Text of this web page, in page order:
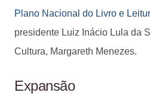
Plano Nacional do Livro e
presidente Luiz Inácio Lula da
Cultura, Margareth Menezes.
Expansão